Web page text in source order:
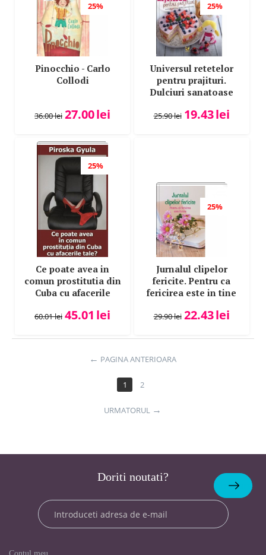
25%
Pinocchio - Carlo
Collodi
36.00lei 27.00lei
25%
Universul retetelor
pentru prajituri.
Dulciuri sanatoase
pofticiosi
25.90lei 19.43lei
25%
Ce poate avea in
comun prostitutia din
Cuba cu afacerile
60.01lei 45.01 lei
25%
Jurnalul clipelor
fericite. Pentru ca
fericirea este in tine
29.90lei 22.43lei
PAGINA ANTERIOARA
1 2
URMATORUL
Doriti noutati?
Abonare